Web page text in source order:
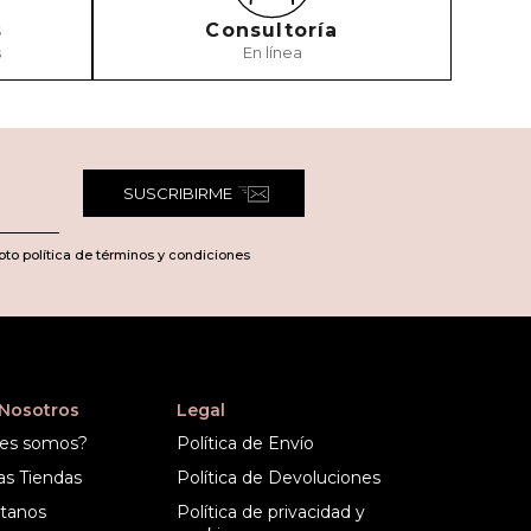
Consultoría
En línea
SUSCRIBIRME
política de términos y condiciones
somos?
Tiendas
Legal
Política de Envío
Política de Devoluciones
Política de privacidad y